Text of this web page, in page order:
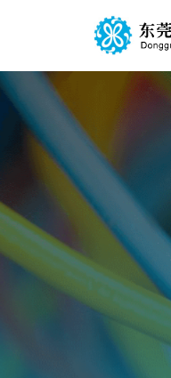
首页
关于我们
产品系列
新闻中心